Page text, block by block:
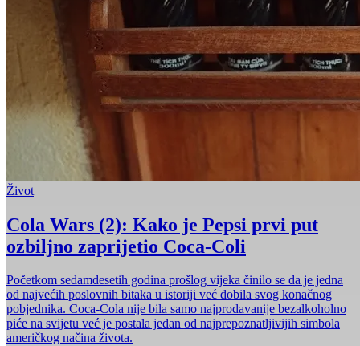
Život
Cola Wars (2): Kako je Pepsi prvi put
ozbiljno zaprijetio Coca-Coli
Početkom sedamdesetih godina prošlog vijeka činilo se da je jedna
od najvećih poslovnih bitaka u istoriji već dobila svog konačnog
pobjednika. Coca-Cola nije bila samo najprodavanije bezalkoholno
piće na svijetu već je postala jedan od najprepoznatljivijih simbola
američkog načina života.